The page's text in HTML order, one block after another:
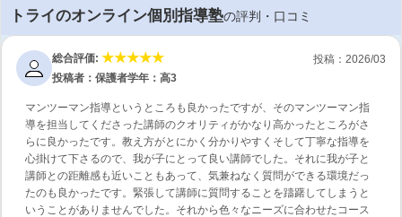
トライのオンライン個別指導塾の評判・口コミ
投稿：2026/03
総合評価:
投稿者：保護者学年：高3
マンツーマン指導というところも良かったですが、そのマンツーマン指
導を担当してくださった講師のクオリティがかなり高かったところがさ
らに良かったです。教え方がとにかく分かりやすくそして丁寧な指導を
心掛けて下さるので、我が子にとって良い講師でした。それに我が子と
講師との距離感も近いこともあって、気兼ねなく質問ができる環境だっ
たのも良かったです。緊張して講師に質問することを躊躇してしまうと
いうことがありませんでした。それから色々なニーズに合わせたコース